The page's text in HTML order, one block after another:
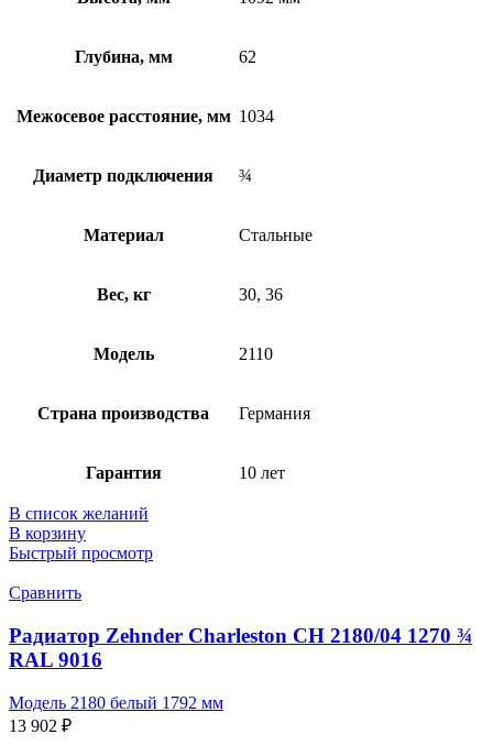
Глубина, мм 62
Межосевое расстояние, мм 1034
Диаметр подключения ¾
Материал Стальные
Вес, кг 30, 36
Модель 2110
Страна производства Германия
Гарантия 10 лет
В список желаний
В корзину
Быстрый просмотр
Сравнить
Радиатор Zehnder Charleston CH 2180/04 1270 ¾
RAL 9016
Модель 2180 белый 1792 мм
13 902 ₽